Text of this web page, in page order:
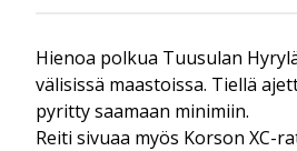
Hienoa polkua Tuusulan
välisissä maastoissa. Tiellä
pyritty saamaan minimiin.
Reiti sivuaa myös Korson XC-